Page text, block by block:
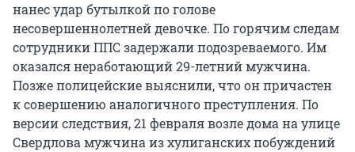
нанес удар бутылкой по голове
несовершеннолетней девочке. По горячим следам
сотрудники ППС задержали подозреваемого. Им
оказался неработающий 29-летний мужчина.
Позже полицейские выяснили, что он причастен
к совершению аналогичного преступления. По
версии следствия, 21 февраля возле дома на улице
Свердлова мужчина из хулиганских побуждений